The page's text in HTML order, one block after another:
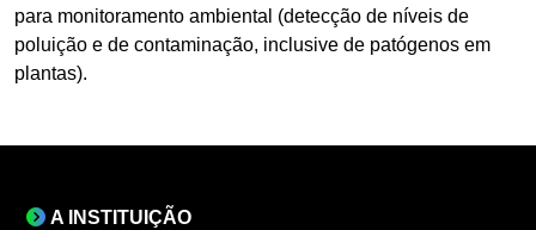
para monitoramento ambiental (detecção de níveis de
poluição e de contaminação, inclusive de patógenos em
plantas).
A INSTITUIÇÃO